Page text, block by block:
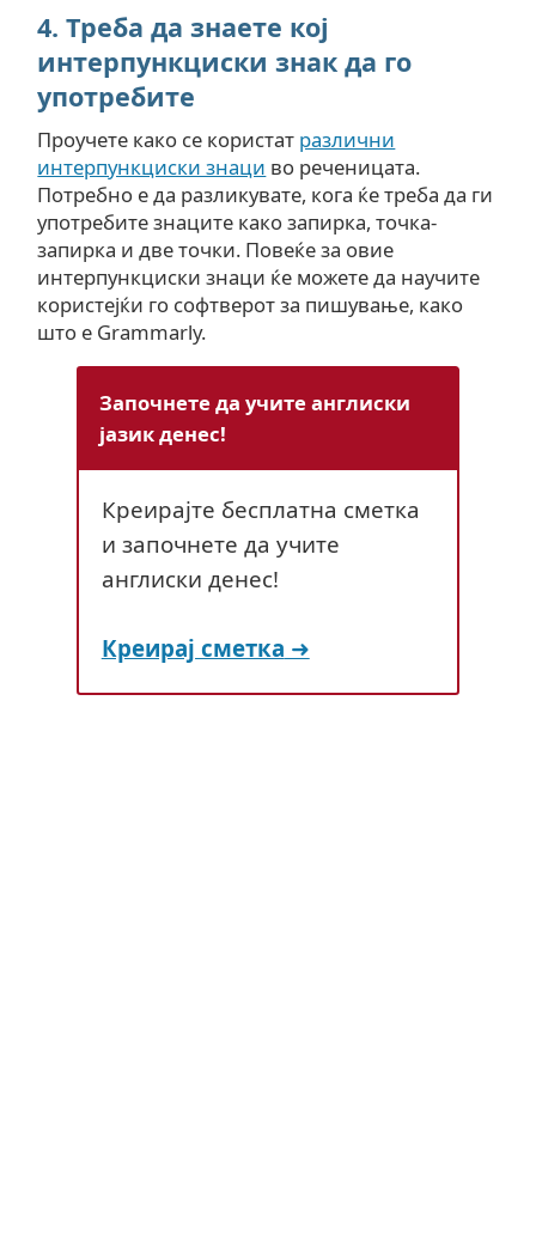
4. Треба да знаете кој
интерпункциски знак да го
употребите
Проучете како се користат различни
интерпункциски знаци во реченицата.
Потребно е да разликувате, кога ќе треба да ги
употребите знаците како запирка, точка-
запирка и две точки. Повеќе за овие
интерпункциски знаци ќе можете да научите
користејќи го софтверот за пишување, како
што е Grammarly.
Започнете да учите англиски
јазик денес!
Креирајте бесплатна сметка
и започнете да учите
англиски денес!
Креирај сметка